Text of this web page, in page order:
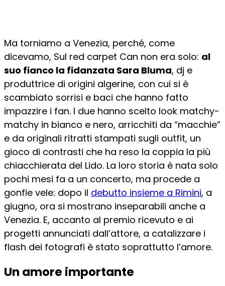
Ma torniamo a Venezia, perché, come
dicevamo, Sul red carpet Can non era solo: al
suo fianco la fidanzata Sara Bluma, dj e
produttrice di origini algerine, con cui si è
scambiato sorrisi e baci che hanno fatto
impazzire i fan. I due hanno scelto look matchy-
matchy in bianco e nero, arricchiti da “macchie”
e da originali ritratti stampati sugli outfit, un
gioco di contrasti che ha reso la coppia la più
chiacchierata del Lido. La loro storia è nata solo
pochi mesi fa a un concerto, ma procede a
gonfie vele: dopo il debutto insieme a Rimini, a
giugno, ora si mostrano inseparabili anche a
Venezia. E, accanto al premio ricevuto e ai
progetti annunciati dall’attore, a catalizzare i
flash dei fotografi è stato soprattutto l’amore.
Un amore importante